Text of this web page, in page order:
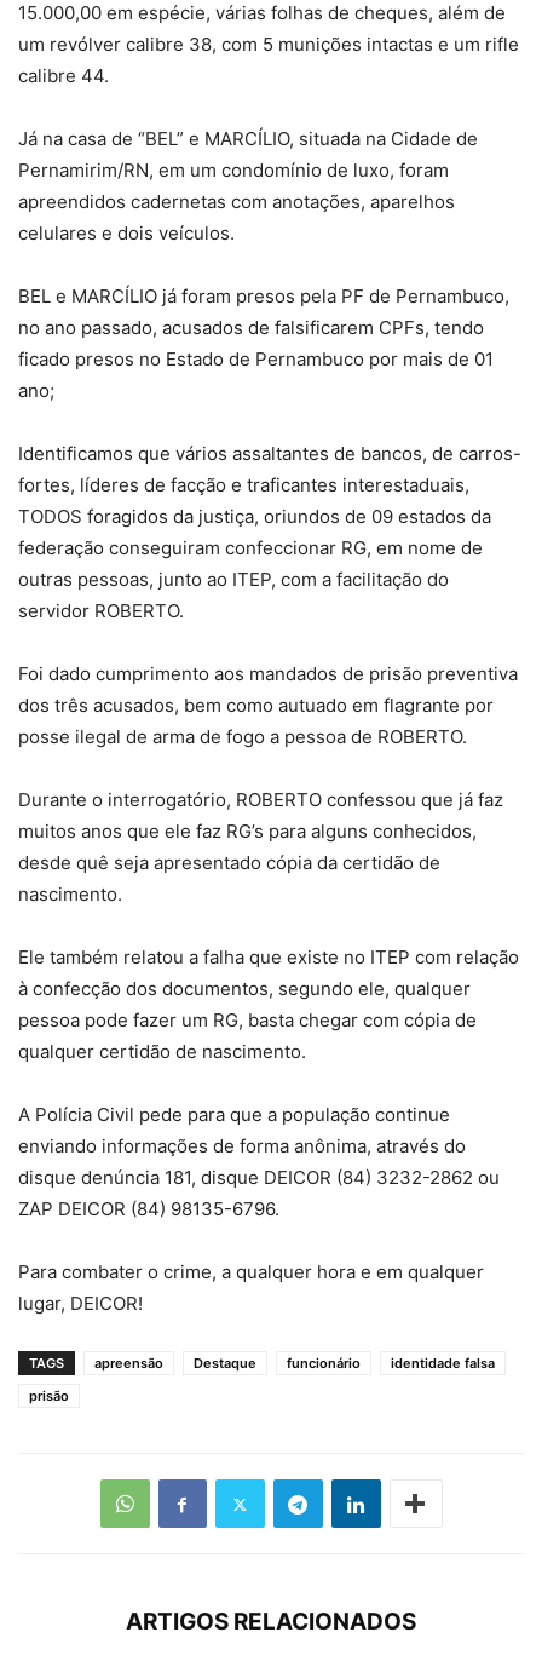
15.000,00 em espécie, várias folhas de cheques, além de
um revólver calibre 38, com 5 munições intactas e um rifle
calibre 44.
Já na casa de “BEL” e MARCÍLIO, situada na Cidade de
Pernamirim/RN, em um condomínio de luxo, foram
apreendidos cadernetas com anotações, aparelhos
celulares e dois veículos.
BEL e MARCÍLIO já foram presos pela PF de Pernambuco,
no ano passado, acusados de falsificarem CPFs, tendo
ficado presos no Estado de Pernambuco por mais de 01
ano;
Identificamos que vários assaltantes de bancos, de carros-
fortes, líderes de facção e traficantes interestaduais,
TODOS foragidos da justiça, oriundos de 09 estados da
federação conseguiram confeccionar RG, em nome de
outras pessoas, junto ao ITEP, com a facilitação do
servidor ROBERTO.
Foi dado cumprimento aos mandados de prisão preventiva
dos três acusados, bem como autuado em flagrante por
posse ilegal de arma de fogo a pessoa de ROBERTO.
Durante o interrogatório, ROBERTO confessou que já faz
muitos anos que ele faz RG’s para alguns conhecidos,
desde quê seja apresentado cópia da certidão de
nascimento.
Ele também relatou a falha que existe no ITEP com relação
à confecção dos documentos, segundo ele, qualquer
pessoa pode fazer um RG, basta chegar com cópia de
qualquer certidão de nascimento.
A Polícia Civil pede para que a população continue
enviando informações de forma anônima, através do
disque denúncia 181, disque DEICOR (84) 3232-2862 ou
ZAP DEICOR (84) 98135-6796.
Para combater o crime, a qualquer hora e em qualquer
lugar, DEICOR!
TAGS apreensão Destaque funcionário
identidade falsa
prisão
ARTIGOS RELACIONADOS